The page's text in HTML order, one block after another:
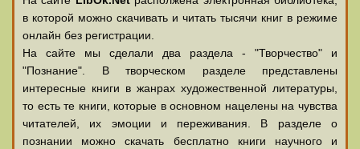
в которой можно скачивать и читать тысячи книг в режиме
онлайн без регистрации.
На сайте мы сделали два раздела - "Творчество" и
"Познание". В творческом разделе представлены
интересные книги в жанрах художественной литературы,
то есть те книги, которые в основном нацелены на чувства
читателей, их эмоции и переживания. В разделе о
познании можно скачать бесплатно книги научного и